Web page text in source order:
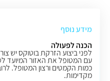
מידע נוסף
הכנה לפעולה
לפני ביצוע הזרקת בוטוקס יש
עם המטופל את האזור המיועד
כמות הקמטים ורצון המטופל.
מקדימות.